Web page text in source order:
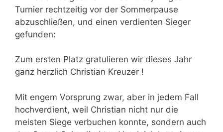
Turnier rechtzeitig vor der Sommerpause
abzuschließen, und einen verdienten Sieger
gefunden:
Zum ersten Platz gratulieren wir dieses Jahr
ganz herzlich Christian Kreuzer !
Mit engem Vorsprung zwar, aber in jedem Fall
hochverdient, weil Christian nicht nur die
meisten Siege verbuchen konnte, sondern auch